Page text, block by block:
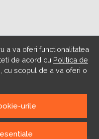
a va oferi functionalitatea
de acord cu Politica de
cu scopul de a va oferi o
urile
noi din shop!